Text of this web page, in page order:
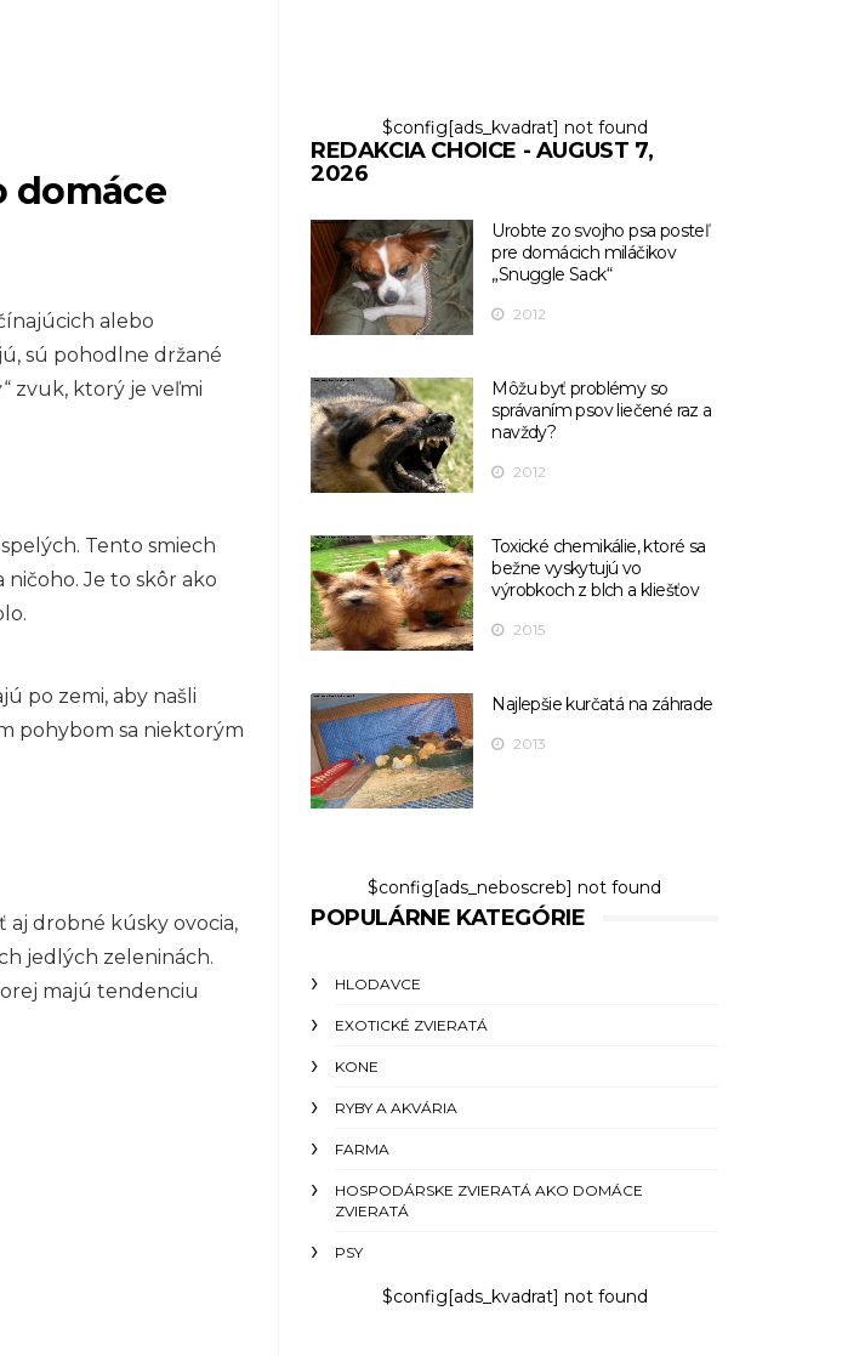
domáce
alebo
sú pohodlne držané
zvuk, ktorý je veľmi
Tento smiech
Je to skôr ako
po zemi, aby našli
pohybom sa niektorým
aj drobné kúsky ovocia,
jedlých zeleninách.
majú tendenciu
$config[ads_kvadrat] not found
REDAKCIA CHOICE - AUGUST 7,
2026
Urobte zo svojho psa posteľ
pre domácich miláčikov
„Snuggle Sack“
2012
Môžu byť problémy so
správaním psov liečené raz a
navždy?
2012
Toxické chemikálie, ktoré sa
bežne vyskytujú vo
výrobkoch z blch a kliešťov
2015
Najlepšie kurčatá na záhrade
2013
$config[ads_neboscreb] not found
POPULÁRNE KATEGÓRIE
HLODAVCE
EXOTICKÉ ZVIERATÁ
KONE
RYBY A AKVÁRIA
FARMA
HOSPODÁRSKE ZVIERATÁ AKO DOMÁCE
ZVIERATÁ
PSY
$config[ads_kvadrat] not found